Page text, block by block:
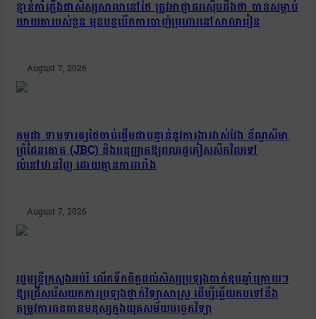
ខ្មាន់កាំភ្លើងជាសិស្សសាលានៅថៃ ត្រូវអាជ្ញាធរស៊ើបដឹងថា បានសម្លាប់
យាយតារបស់ខ្លួន មុនបន្តបើកការបាញ់ប្រហារនៅសាលារៀន
August 7, 2026
កម្ពុជា ទាមទារឲ្យថៃចាប់ផ្តើមជាបន្ទាន់នូវការងារវាស់វែង ខ័ណ្ឌសីមា
ព្រំដែនគោគ (JBC) និងអនុញ្ញាតឱ្យពលរដ្ឋភៀសសឹកវិលទៅ
លំនៅឋានវិញ ដោយគ្មានការរារាំង
August 7, 2026
រដ្ឋមន្រ្តីក្រសួងអប់រំ លើកទឹកចិត្តដល់សិស្សប្រឡងបាក់ឌុបឆ្នាំក្រោយៗ
ឱ្យជ្រើសរើសយកការប្រឡងថ្នាក់វិទ្យាសាស្ត្រ ដើម្បីឆ្លើយតបទៅនឹង
តម្រូវការធនធានមនុស្សក្នុងយុគសម័យបច្ចេកវិទ្យា